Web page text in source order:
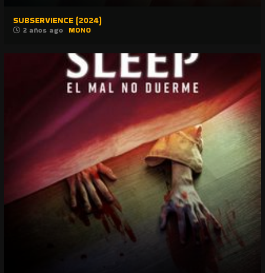
SUBSERVIENCE (2024)
2 años ago MONO